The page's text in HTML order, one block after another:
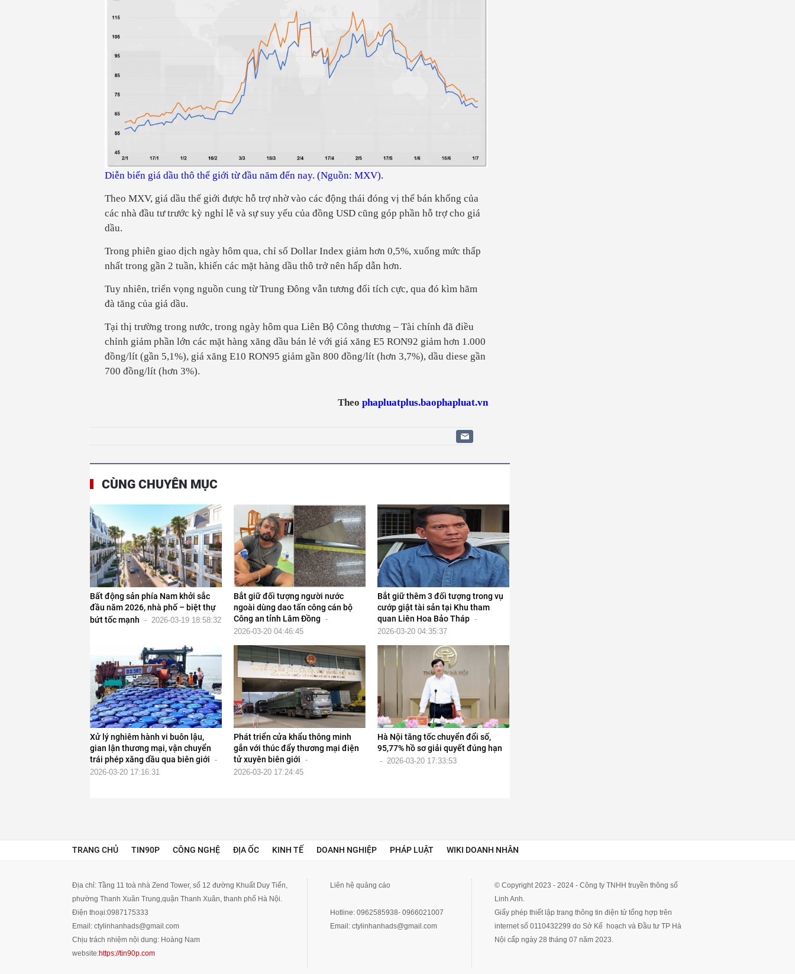
Diễn biến giá dầu thô thế giới từ đầu năm đến nay. (Nguồn: MXV).
Theo MXV, giá dầu thế giới được hỗ trợ nhờ vào các động thái đóng vị thế bán khống của
các nhà đầu tư trước kỳ nghỉ lễ và sự suy yếu của đồng USD cũng góp phần hỗ trợ cho giá
dầu.
Trong phiên giao dịch ngày hôm qua, chỉ số Dollar Index giảm hơn 0,5%, xuống mức thấp
nhất trong gần 2 tuần, khiến các mặt hàng dầu thô trở nên hấp dẫn hơn.
Tuy nhiên, triển vọng nguồn cung từ Trung Đông vẫn tương đối tích cực, qua đó kìm hãm
đà tăng của giá dầu.
Tại thị trường trong nước, trong ngày hôm qua Liên Bộ Công thương – Tài chính đã điều
chỉnh giảm phần lớn các mặt hàng xăng dầu bán lẻ với giá xăng E5 RON92 giảm hơn 1.000
đồng/lít (gần 5,1%), giá xăng E10 RON95 giảm gần 800 đồng/lít (hơn 3,7%), dầu diese gần
700 đồng/lít (hơn 3%).
Theo phapluatplus.baophapluat.vn
CÙNG CHUYÊN MỤC
Bất động sản phía Nam khởi sắc
đầu năm 2026, nhà phố – biệt thự
bứt tốc mạnh - 2026-03-19 18:58:32
Bắt giữ đối tượng người nước
ngoài dùng dao tấn công cán bộ
Công an tỉnh Lâm Đồng -
2026-03-20 04:46:45
Bắt giữ thêm 3 đối tượng trong vụ
cướp giật tài sản tại Khu tham
quan Liên Hoa Bảo Tháp -
2026-03-20 04:35:37
Xử lý nghiêm hành vi buôn lậu,
gian lận thương mại, vận chuyển
trái phép xăng dầu qua biên giới -
2026-03-20 17:16:31
Phát triển cửa khẩu thông minh
gắn với thúc đẩy thương mại điện
tử xuyên biên giới -
2026-03-20 17:24:45
Hà Nội tăng tốc chuyển đổi số,
95,77% hồ sơ giải quyết đúng hạn
- 2026-03-20 17:33:53
TRANG CHỦ TIN90P CÔNG NGHỆ ĐỊA ỐC KINH TẾ DOANH NGHIỆP PHÁP LUẬT WIKI DOANH NHÂN
Địa chỉ: Tầng 11 toà nhà Zend Tower, số 12 đường Khuất Duy Tiến,
phường Thanh Xuân Trung,quận Thanh Xuân, thanh phố Hà Nội.
Điện thoại:0987175333
Email: ctylinhanhads@gmail.com
Chịu trách nhiệm nội dung: Hoàng Nam
website:https://tin90p.com
Liên hệ quảng cáo
Hotline: 0962585938- 0966021007
Email: ctylinhanhads@gmail.com
© Copyright 2023 - 2024 - Công ty TNHH truyền thông số
Linh Anh.
Giấy phép thiết lập trang thông tin điện tử tổng hợp trên
internet số 0110432299 do Sở Kế hoạch và Đầu tư TP Hà
Nội cấp ngày 28 tháng 07 năm 2023.